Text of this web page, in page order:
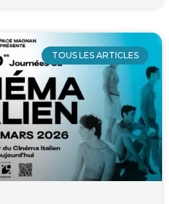
TOUS LES ARTICLES